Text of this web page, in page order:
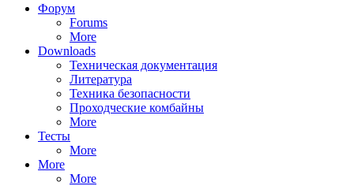
Форум
Forums
More
Downloads
Техническая документация
Литература
Техника безопасности
Проходческие комбайны
More
Тесты
More
More
More